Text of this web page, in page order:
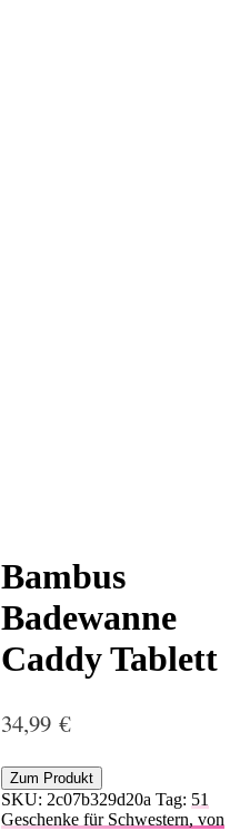
Bambus
Badewanne
Caddy Tablett
34,99 €
Zum Produkt
SKU: 2c07b329d20a Tag: 51
Geschenke für Schwestern, von